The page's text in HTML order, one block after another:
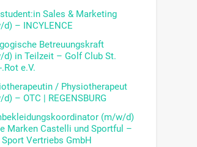
Sales & Marketing
– INCYLENCE
Betreuungskraft
d) in Teilzeit – Golf Club St.
e.V.
/ Physiotherapeut
– OTC | REGENSBURG
(m/w/d)
Marken Castelli und Sportful –
Sport Vertriebs GmbH